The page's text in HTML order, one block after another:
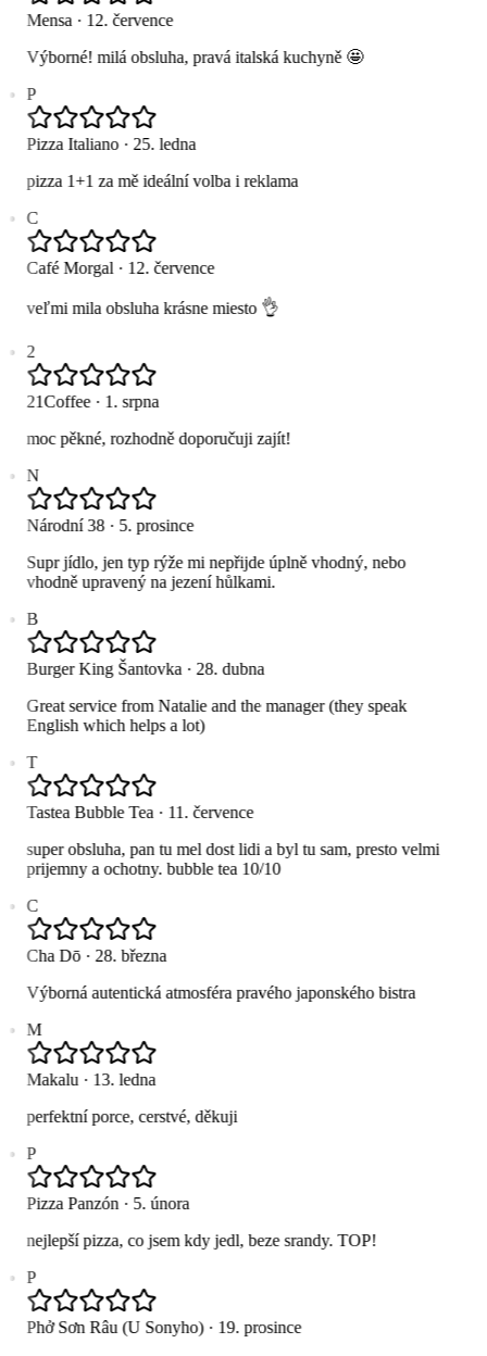
Mensa· 12. července
Výborné! milá obsluha, pravá italská kuchyně 🤩
Pizza Italiano· 25. ledna
pizza 1+1 za mě ideální volba i reklama
C
Café Morgal· 12. července
veľmi mila obsluha krásne miesto 👌
21Coffee· 1. srpna
moc pěkné, rozhodně doporučuji zajít!
N
Národní 38· 5. prosince
Supr jídlo, jen typ rýže mi nepřijde úplně vhodný, nebo
vhodně upravený na jezení hůlkami.
B
Burger King Šantovka· 28. dubna
Great service from Natalie and the manager (they speak
English which helps a lot)
T
Tastea Bubble Tea· 11. července
super obsluha, pan tu mel dost lidi a byl tu sam, presto velmi
prijemny a ochotny. bubble tea 10/10
C
Cha Dō· 28. března
Výborná autentická atmosféra pravého japonského bistra
M
Makalu· 13. ledna
perfektní porce, cerstvé, děkuji
Pizza Panzón· 5. února
nejlepší pizza, co jsem kdy jedl, beze srandy. TOP!
Phở Sơn Râu (U Sonyho)· 19. prosince